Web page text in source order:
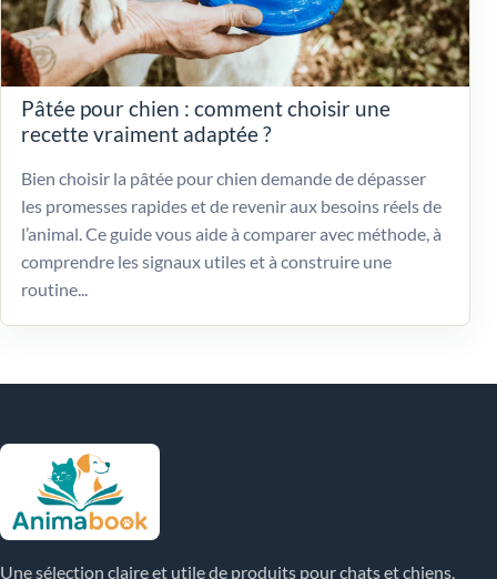
Pâtée pour chien : comment choisir une
recette vraiment adaptée ?
Bien choisir la pâtée pour chien demande de dépasser
les promesses rapides et de revenir aux besoins réels de
l’animal. Ce guide vous aide à comparer avec méthode, à
comprendre les signaux utiles et à construire une
routine...
Une sélection claire et utile de produits pour chats et chiens,